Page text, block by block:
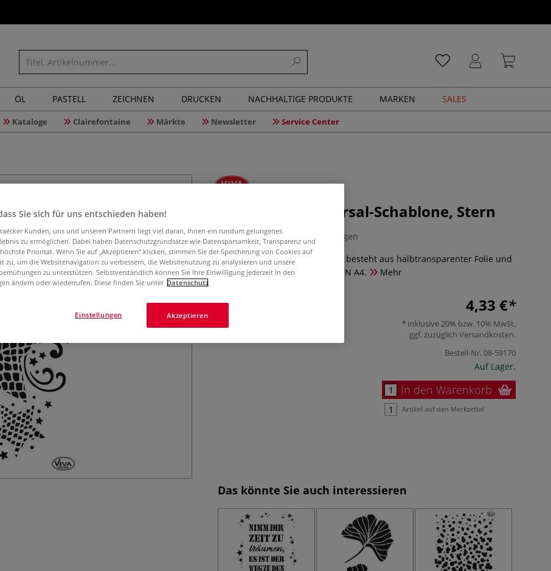
ÖL PASTELL ZEICHNEN DRUCKEN NACHHALTIGE PRODUKTE MARKEN SALES
Kataloge Clairefontaine Märkte Newsletter Service Center
VIVA DECOR Universal-Schablone, Stern
0 Bewertungen
Die VIVA DECOR Motiv-Schablone besteht aus halbtransparenter Folie und
ist wiederverwendbar. Format: DIN A4.
Mehr
4,33 €
inklusive 20% bzw. 10% MwSt,
ggf. zuzüglich Versandkosten.
Bestell-Nr.08-59170
Auf Lager.
In den Warenkorb
Artikel auf den Merkzettel
Das könnte Sie auch interessieren
Sie sich für uns entschieden haben!
Kunden, uns und unseren Partnern liegt viel daran, Ihnen ein rundum gelungenes
zu ermöglichen. Dabei haben Datenschutzgrundsätze wie Datensparsamkeit, Transparenz und
Priorität. Wenn Sie auf „Akzeptieren“ klicken, stimmen Sie der Speicherung von Cookies auf
zu, um die Websitenavigation zu verbessern, die Websitenutzung zu analysieren und unsere
zu unterstützen. Selbstverständlich können Sie Ihre Einwilligung jederzeit in den
ändern oder wiederrufen. Diese finden Sie unter Datenschutz
Akzeptieren
Einstellungen